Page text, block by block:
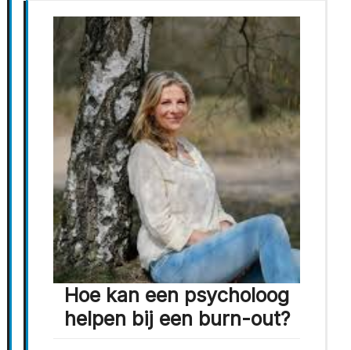
Hoe kan een psycholoog
helpen bij een burn-out?